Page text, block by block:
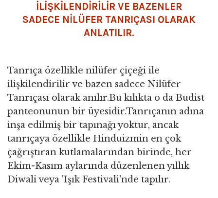
İLİŞKİLENDİRİLİR VE BAZENLER
SADECE NİLÜFER TANRIÇASI OLARAK
ANLATILIR.
Tanrıça özellikle nilüfer çiçeği ile
ilişkilendirilir ve bazen sadece Nilüfer
Tanrıçası olarak anılır.Bu kılıkta o da Budist
panteonunun bir üyesidir.Tanrıçanın adına
inşa edilmiş bir tapınağı yoktur, ancak
tanrıçaya özellikle Hinduizmin en çok
çağrıştıran kutlamalarından birinde, her
Ekim-Kasım aylarında düzenlenen yıllık
Diwali veya 'Işık Festivali'nde tapılır.